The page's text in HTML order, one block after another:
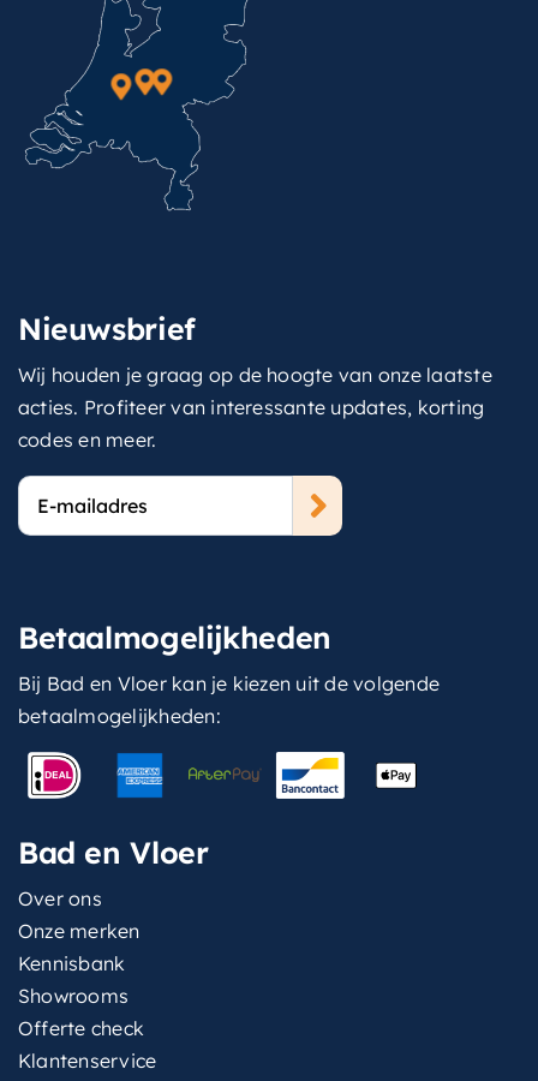
Nieuwsbrief
Wij houden je graag op de hoogte van onze laatste
acties. Profiteer van interessante updates, korting
codes en meer.
E-
mailadres
Betaalmogelijkheden
Bij Bad en Vloer kan je kiezen uit de volgende
betaalmogelijkheden:
Bad en Vloer
Over ons
Onze merken
Kennisbank
Showrooms
Offerte check
Klantenservice